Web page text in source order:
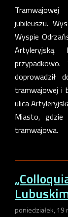
jubileuszu.
Wyspie
doprowadził
tramwajowej i
ulica
Miasto, gdzie
tramwajowa.
poniedziałek, 19